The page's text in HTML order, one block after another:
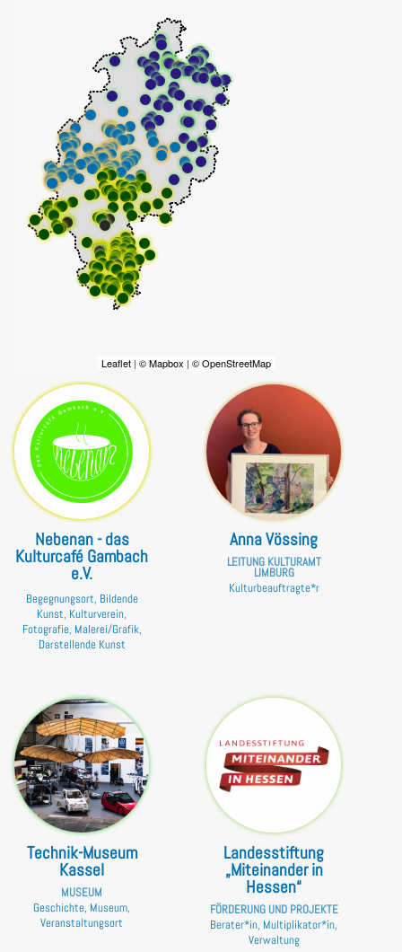
Leaflet |© Mapbox |© OpenStreetMap
Nebenan - das
Kulturcafé Gambach
e.V.
Begegnungsort, Bildende
Kunst, Kulturverein,
Fotografie, Malerei/Grafik,
Darstellende Kunst
Anna Vössing
LEITUNG KULTURAMT
LIMBURG
Kulturbeauftragte*r
Technik-Museum
Kassel
MUSEUM
Geschichte, Museum,
Veranstaltungsort
Landesstiftung
„Miteinander in
Hessen“
FÖRDERUNG UND PROJEKTE
Berater*in, Multiplikator*in,
Verwaltung